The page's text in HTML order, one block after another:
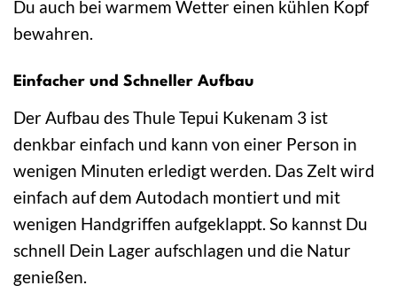
Du auch bei warmem Wetter einen kühlen Kopf
bewahren.
Einfacher und Schneller Aufbau
Der Aufbau des Thule Tepui Kukenam 3 ist
denkbar einfach und kann von einer Person in
wenigen Minuten erledigt werden. Das Zelt wird
einfach auf dem Autodach montiert und mit
wenigen Handgriffen aufgeklappt. So kannst Du
schnell Dein Lager aufschlagen und die Natur
genießen.